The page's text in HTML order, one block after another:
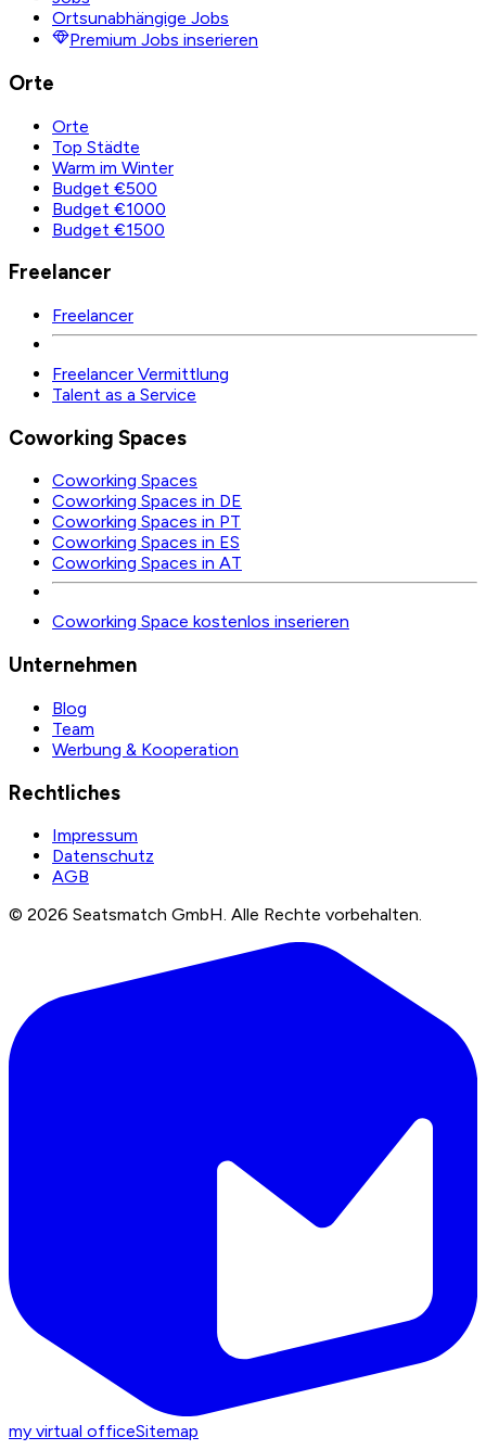
Ortsunabhängige Jobs
Premium Jobs inserieren
Orte
Orte
Top Städte
Warm im Winter
Budget €500
Budget €1000
Budget €1500
Freelancer
Freelancer
Freelancer Vermittlung
Talent as a Service
Coworking Spaces
Coworking Spaces
Coworking Spaces in DE
Coworking Spaces in PT
Coworking Spaces in ES
Coworking Spaces in AT
Coworking Space kostenlos inserieren
Unternehmen
Blog
Team
Werbung & Kooperation
Rechtliches
Impressum
Datenschutz
AGB
© 2026 Seatsmatch GmbH. Alle Rechte vorbehalten.
my virtual officeSitemap